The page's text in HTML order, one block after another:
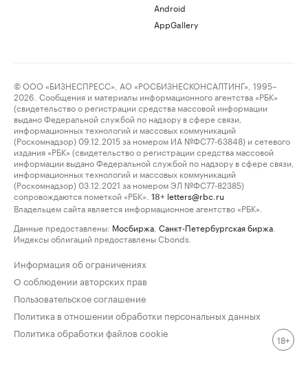
Android
AppGallery
© ООО «БИЗНЕСПРЕСС», АО «РОСБИЗНЕСКОНСАЛТИНГ», 1995–
2026. Сообщения и материалы информационного агентства «РБК»
(свидетельство о регистрации средства массовой информации
выдано Федеральной службой по надзору в сфере связи,
информационных технологий и массовых коммуникаций
(Роскомнадзор) 09.12.2015 за номером ИА №ФС77-63848) и сетевого
издания «РБК» (свидетельство о регистрации средства массовой
информации выдано Федеральной службой по надзору в сфере связи,
информационных технологий и массовых коммуникаций
(Роскомнадзор) 03.12.2021 за номером ЭЛ №ФС77-82385)
сопровождаются пометкой «РБК».
18+ letters@rbc.ru
Владельцем сайта является информационное агентство «РБК».
Данные предоставлены: Мосбиржа Санкт-Петербургская биржа
Индексы облигаций предоставлены Cbonds.
Информация об ограничениях
О соблюдении авторских прав
Пользовательское соглашение
Политика в отношении обработки персональных данных
Политика обработки файлов cookie
18+